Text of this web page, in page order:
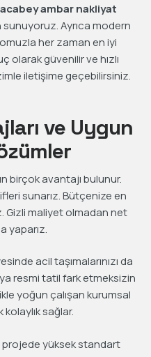
ambar nakliyat
Ayrıca modern
her zaman en iyi
olarak güvenilir ve hızlı
iletişime geçebilirsiniz.
ve Uygun
birçok avantajı bulunur.
sunarız. Bütçenize en
Gizli maliyet olmadan net
yaparız.
acil taşımalarınızı da
resmi tatil fark etmeksizin
yoğun çalışan kurumsal
sağlar.
yüksek standart